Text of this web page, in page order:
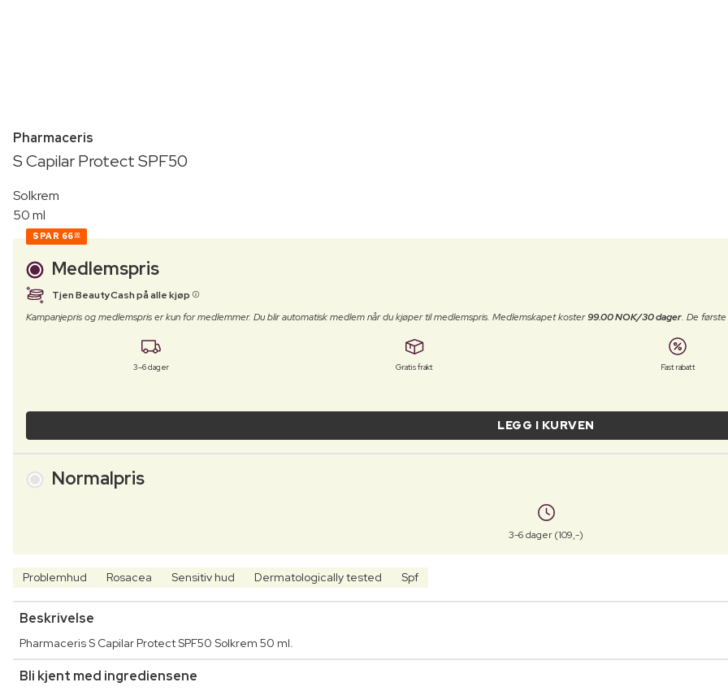
Pharmaceris
S Capilar Protect SPF50
Solkrem
50 ml
SPAR 66 00
Medlemspris
Tjen BeautyCash på alle kjøp
Kampanjepris og medlemspris er kun for medlemmer. Du blir automatisk medlem når du kjøper til medlemspris. Medlemskapet koster99.00 NOK/30 dager. De
3–6 dager Gratis frakt Fast rabatt
LEGG I KURVEN
Normalpris
3-6 dager (109,-)
Problemhud Rosacea Sensitiv hud Dermatologically tested Spf
Beskrivelse
Pharmaceris S Capilar Protect SPF50 Solkrem 50 ml.
Bli kjent med ingrediensene